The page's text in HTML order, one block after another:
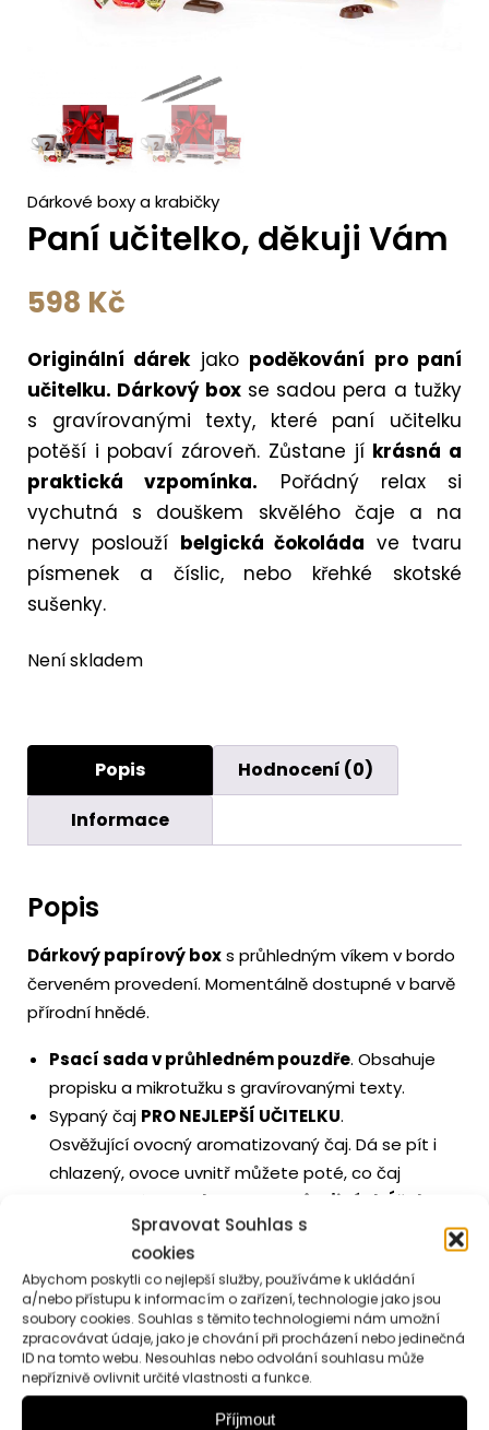
Spravovat Souhlas s
cookies
Abychom poskytli co nejlepší služby, používáme k ukládání
a/nebo přístupu k informacím o zařízení, technologie jako jsou
soubory cookies. Souhlas s těmito technologiemi nám umožní
zpracovávat údaje, jako je chování při procházení nebo jedinečná
ID na tomto webu. Nesouhlas nebo odvolání souhlasu může
nepříznivě ovlivnit určité vlastnosti a funkce.
Příjmout
Dárkové boxy a krabičky
Paní učitelko, děkuji Vám
598 Kč
Originální dárekjako poděkování pro paní
učitelku. Dárkový boxse sadou pera a tužky
s gravírovanými texty, které paní učitelku
potěší i pobaví zároveň. Zůstane jí krásná a
praktická vzpomínka. Pořádný relax si
vychutná s douškem skvělého čaje a na
nervy poslouží belgická čokoláda ve tvaru
písmenek a číslic, nebo křehké skotské
sušenky.
Není skladem
Popis
Hodnocení (0)
Informace
Popis
Dárkový papírový boxs průhledným víkem v bordo
červeném provedení. Momentálně dostupné v barvě
přírodní hnědé.
Psací sada v průhledném pouzdře. Obsahuje
propisku a mikrotužku s gravírovanými texty.
Sypaný čaj PRO NEJLEPŠÍ UČITELKU.
Osvěžující ovocný aromatizovaný čaj. Dá se pít i
chlazený, ovoce uvnitř můžete poté, co čaj
Bez konzervantů a jiných Éček.
Jen ovoce a bylinky, 70g.
Belgická čokoláda,
čokolády. Dárkový celofánový sáček s výbornou
čokoládou v zábavném provedení,100g
Cookie Walkers,lahodná čokoládová sušenka s
kousky bílé, mléčné i hořké belgické čokolády, 40 g
Italskáčokoládová pralinkas mléčnou náplní a